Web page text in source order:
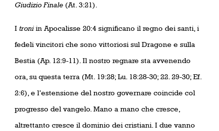
Giudizio Finale (At. 3:21).
I troniin Apocalisse 20:4 significano il regno dei santi, i
fedeli vincitori che sono vittoriosi sul Dragone e sulla
Bestia (Ap. 12:9-11). Il nostro regnare sta avvenendo
ora, su questa terra (Mt. 19:28; Lu. 18:28-30; 22. 29-30; Ef.
2:6), e l’estensione del nostro governare coincide col
progresso del vangelo. Mano a mano che cresce,
altrettanto cresce il dominio dei cristiani. I due vanno